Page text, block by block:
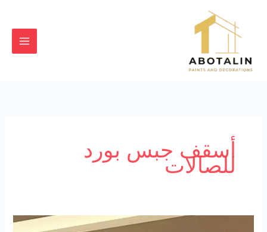
المحتوى
أسقف جبس بورد
للصالات